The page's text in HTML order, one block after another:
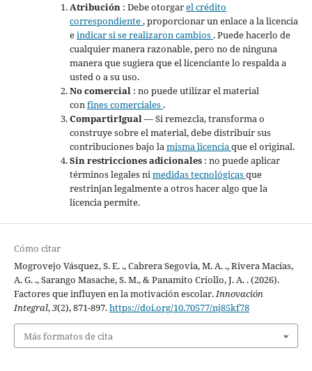
Atribución : Debe otorgarel crédito
correspondiente, proporcionar un enlace a la licencia
eindicar si se realizaron cambios . Puede hacerlo de
cualquier manera razonable, pero no de ninguna
manera que sugiera que el licenciante lo respalda a
usted o a su uso.
No comercial : no puede utilizar el material
confines comerciales .
CompartirIgual— Si remezcla, transforma o
construye sobre el material, debe distribuir sus
contribuciones bajo lamisma licenciaque el original.
Sin restricciones adicionales : no puede aplicar
términos legales nimedidas tecnológicasque
restrinjan legalmente a otros hacer algo que la
licencia permite.
Cómo citar
Mogrovejo Vásquez, S. E. ., Cabrera Segovia, M. A. ., Rivera Macías,
A. G. ., Sarango Masache, S. M., & Panamito Criollo, J. A. . (2026).
Factores que influyen en la motivación escolar.Innovación
Integral,3(2), 871-897.https://doi.org/10.70577/nj85kf78
Más formatos de cita